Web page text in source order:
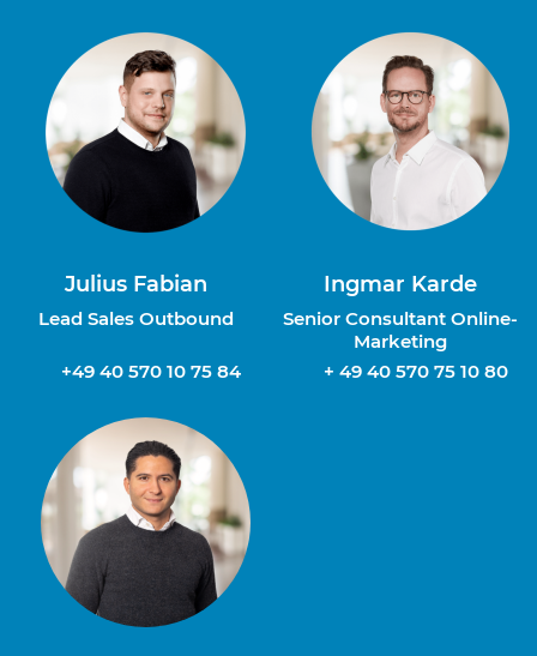
Julius Fabian
Lead Sales Outbound
+49 40 570 10 75 84
Ingmar Karde
Senior Consultant Online-
Marketing
+ 49 40 570 75 10 80